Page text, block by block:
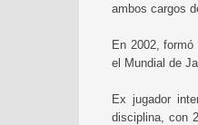
ambos cargos
En 2002,
el Mundial de
Ex jugador
disciplina, con